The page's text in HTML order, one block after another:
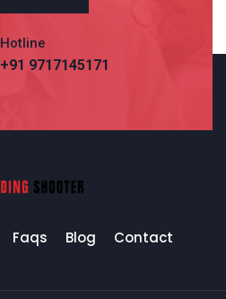
Hotline
+91 9717145171
Faqs Blog Contact